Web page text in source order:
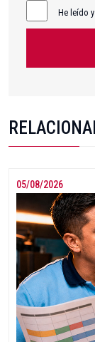
He leído
05/08/2026